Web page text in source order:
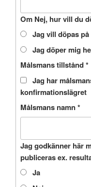
Om Nej, hur vill du
Jag vill döpas
Jag döper mig
Målsmans tillstånd*
Jag har
konfirmationslägret
Målsmans namn*
Jag godkänner här
publiceras ex.
Ja